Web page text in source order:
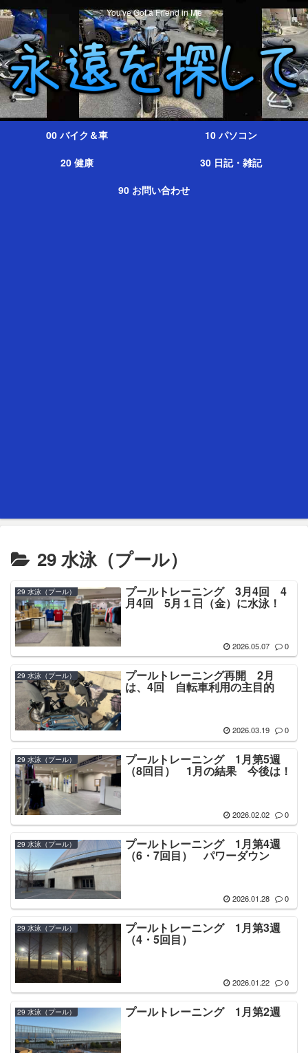
You've Got a Friend in Me
00 バイク＆車
10 パソコン
20 健康
30 日記・雑記
90 お問い合わせ
29 水泳（プール）
29 水泳（プール） プールトレーニング 3月4回 4
月4回 5月１日（金）に水泳！
2026.05.07 0
29 水泳（プール） プールトレーニング再開 2月
は、4回 自転車利用の主目的
2026.03.19 0
29 水泳（プール） プールトレーニング 1月第5週
（8回目） 1月の結果 今後は！
2026.02.02 0
29 水泳（プール） プールトレーニング 1月第4週
（6・7回目） パワーダウン
2026.01.28 0
29 水泳（プール） プールトレーニング 1月第3週
（4・5回目）
2026.01.22 0
29 水泳（プール） プールトレーニング 1月第2週